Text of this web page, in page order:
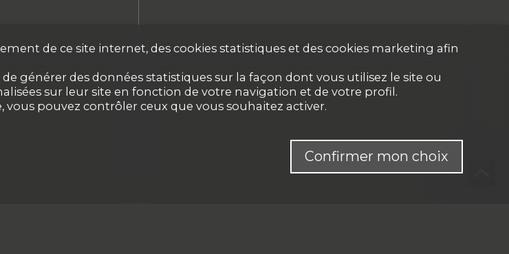
de ce site internet, des cookies statistiques et des cookies marketing afin
générer des données statistiques sur la façon dont vous utilisez le site ou
sur leur site en fonction de votre navigation et de votre profil.
pouvez contrôler ceux que vous souhaitez activer.
Confirmer mon choix